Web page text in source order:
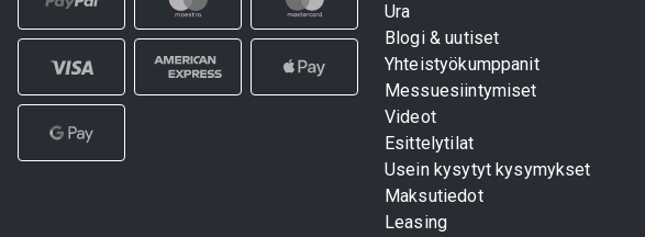
Ura
Blogi & uutiset
Yhteistyökumppanit
Messuesiintymiset
Videot
Esittelytilat
Usein kysytyt kysymykset
Maksutiedot
Leasing